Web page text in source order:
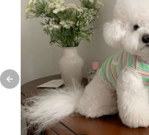
Previous slide